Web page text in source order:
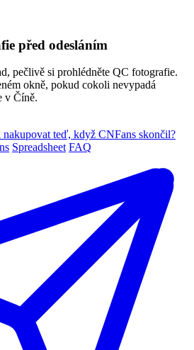
před odesláním
pečlivě si prohlédněte QC fotografie.
okně, pokud cokoli nevypadá
v Číně.
nakupovat teď, když CNFans skončil?
Spreadsheet FAQ